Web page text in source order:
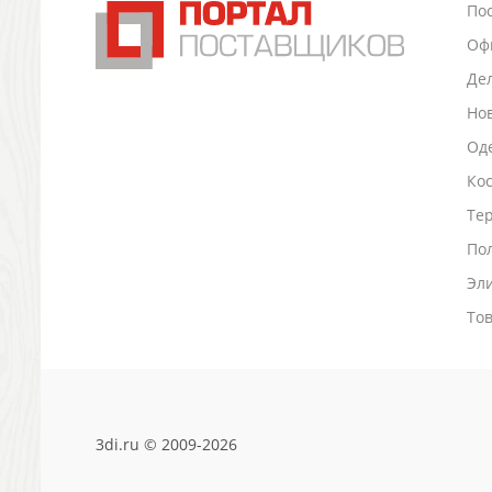
Промо
Антистрессы
Визитницы настольные
3di.ru © 2009-2026